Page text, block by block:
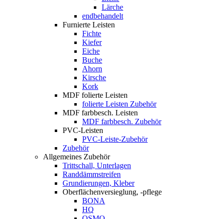
Lärche
endbehandelt
Furnierte Leisten
Fichte
Kiefer
Eiche
Buche
Ahorn
Kirsche
Kork
MDF folierte Leisten
folierte Leisten Zubehör
MDF farbbesch. Leisten
MDF farbbesch. Zubehör
PVC-Leisten
PVC-Leiste-Zubehör
Zubehör
Allgemeines Zubehör
Trittschall, Unterlagen
Randdämmstreifen
Grundierungen, Kleber
Oberflächenversieglung, -pflege
BONA
HQ